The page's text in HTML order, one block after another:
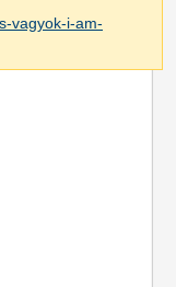
vagyok-i-am-